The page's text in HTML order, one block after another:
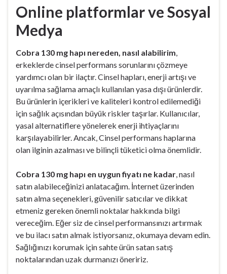
Online platformlar ve Sosyal
Medya
Cobra 130 mg hapı nereden, nasıl alabilirim
erkeklerde cinsel performans sorunlarını çözmeye
yardımcı olan bir ilaçtır. Cinsel hapları, enerji artışı ve
uyarılma sağlama amaçlı kullanılan yasa dışı ürünlerdir.
Bu ürünlerin içerikleri ve kaliteleri kontrol edilemediği
için sağlık açısından büyük riskler taşırlar. Kullanıcılar,
yasal alternatiflere yönelerek enerji ihtiyaçlarını
karşılayabilirler. Ancak, Cinsel performans haplarına
olan ilginin azalması ve bilinçli tüketici olma önemlidir.
Cobra 130 mg hapı en uygun fiyatı ne kadar , nasıl
satın alabileceğinizi anlatacağım. İnternet üzerinden
satın alma seçenekleri, güvenilir satıcılar ve dikkat
etmeniz gereken önemli noktalar hakkında bilgi
vereceğim. Eğer siz de cinsel performansınızı artırmak
ve bu ilacı satın almak istiyorsanız, okumaya devam edin.
Sağlığınızı korumak için sahte ürün satan satış
noktalarından uzak durmanızı öneririz.